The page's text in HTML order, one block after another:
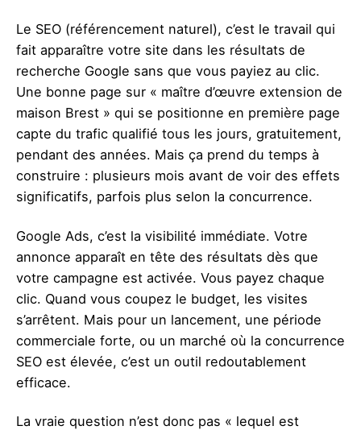
Le SEO (référencement naturel), c’est le travail qui
fait apparaître votre site dans les résultats de
recherche Google sans que vous payiez au clic.
Une bonne page sur « maître d’œuvre extension de
maison Brest » qui se positionne en première page
capte du trafic qualifié tous les jours, gratuitement,
pendant des années. Mais ça prend du temps à
construire : plusieurs mois avant de voir des effets
significatifs, parfois plus selon la concurrence.
Google Ads, c’est la visibilité immédiate. Votre
annonce apparaît en tête des résultats dès que
votre campagne est activée. Vous payez chaque
clic. Quand vous coupez le budget, les visites
s’arrêtent. Mais pour un lancement, une période
commerciale forte, ou un marché où la concurrence
SEO est élevée, c’est un outil redoutablement
efficace.
La vraie question n’est donc pas « lequel est